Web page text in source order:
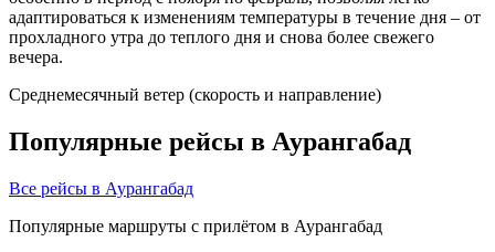
адаптироваться к изменениям температуры в течение дня – от
прохладного утра до теплого дня и снова более свежего
вечера.
Среднемесячный ветер (скорость и направление)
Популярные рейсы в Аурангабад
Все рейсы в Аурангабад
Популярные маршруты с прилётом в Аурангабад